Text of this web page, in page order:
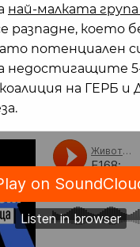
най-малката
разпадне, което
потенциален
недостигащите 5-
на ГЕРБ и